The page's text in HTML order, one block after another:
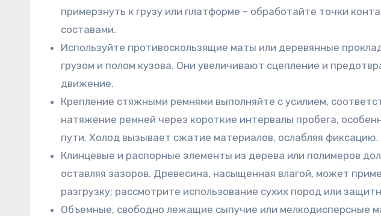
примерзнуть к грузу или платформе – обработайте точки
составами.
Используйте противоскользящие маты или деревянные
грузом и полом кузова. Они увеличивают сцепление и
движение.
Крепление стяжными ремнями выполняйте с усилием,
натяжение ремней через короткие интервалы пробега,
пути. Холод вызывает сжатие материалов, ослабляя фиксацию.
Клинцевые и распорные элементы из дерева или полимеров
оставляя зазоров. Древесина, насыщенная влагой, может
разгрузку; рассмотрите использование сухих пород или
Объемные, свободно лежащие сыпучие или мелкодисперсные